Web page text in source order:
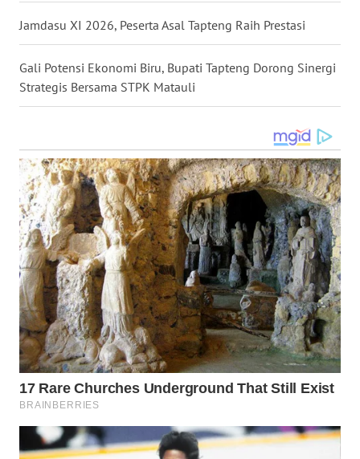
Jamdasu XI 2026, Peserta Asal Tapteng Raih Prestasi
Gali Potensi Ekonomi Biru, Bupati Tapteng Dorong Sinergi
Strategis Bersama STPK Matauli
DANAU
TOBA
WN
NIAS
WN
LANGKAT
WN
TAPANULI
SELATAN
WN
TANJUNG
LESUNG
WN
KARO
SIMALUNGUN